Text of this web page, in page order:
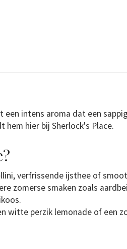
een intens aroma dat een
hem hier bij Sherlock's Place.
verfrissende ijsthee of
zomerse smaken zoals
witte perzik lemonade of een